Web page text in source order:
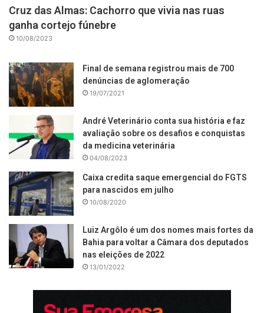
Cruz das Almas: Cachorro que vivia nas ruas
ganha cortejo fúnebre
10/08/2023
Final de semana registrou mais de 700
denúncias de aglomeração
19/07/2021
André Veterinário conta sua história e faz
avaliação sobre os desafios e conquistas
da medicina veterinária
04/08/2023
Caixa credita saque emergencial do FGTS
para nascidos em julho
10/08/2020
Luiz Argôlo é um dos nomes mais fortes da
Bahia para voltar a Câmara dos deputados
nas eleições de 2022
13/01/2022